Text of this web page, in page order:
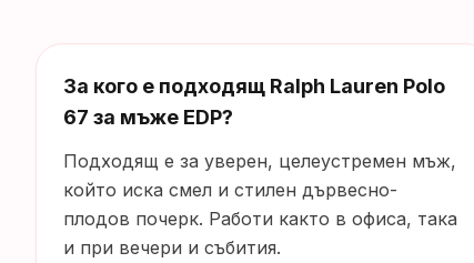
За кого е подходящ Ralph Lauren Polo
67 за мъже EDP?
Подходящ е за уверен, целеустремен мъж,
който иска смел и стилен дървесно-
плодов почерк. Работи както в офиса, така
и при вечери и събития.